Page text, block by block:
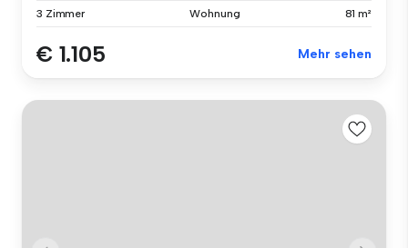
3 Zimmer Wohnung 81 m²
€ 1.105 Mehr sehen